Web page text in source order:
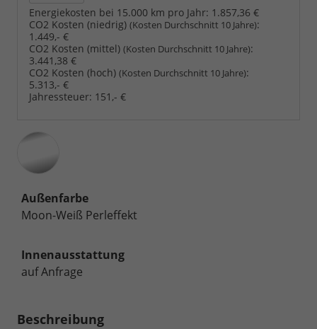
Energiekosten bei 15.000 km pro Jahr: 1.857,36 €
CO2 Kosten (niedrig) (Kosten Durchschnitt 10 Jahre):
1.449,- €
CO2 Kosten (mittel) (Kosten Durchschnitt 10 Jahre):
3.441,38 €
CO2 Kosten (hoch) (Kosten Durchschnitt 10 Jahre):
5.313,- €
Jahressteuer: 151,- €
Außenfarbe
Moon-Weiß Perleffekt
Innenausstattung
auf Anfrage
Beschreibung